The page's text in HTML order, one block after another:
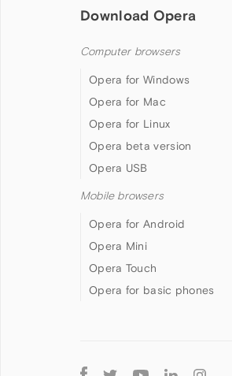
Download Opera
Computer browsers
Opera for Windows
Opera for Mac
Opera for Linux
Opera beta version
Opera USB
Mobile browsers
Opera for Android
Opera Mini
Opera Touch
Opera for basic phones
Follow